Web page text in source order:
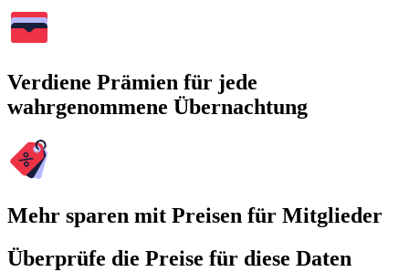
Verdiene Prämien für jede
wahrgenommene Übernachtung
Mehr sparen mit Preisen für Mitglieder
Überprüfe die Preise für diese Daten